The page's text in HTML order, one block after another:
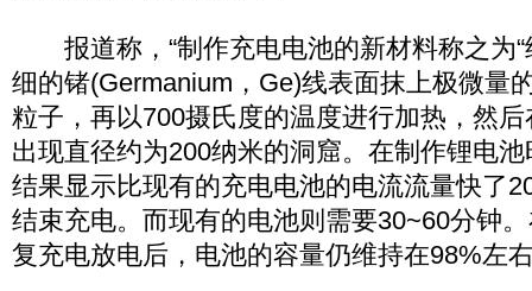
报道称，“制作充电电池的新材料称之为“
细的锗(Germanium，Ge)线表面抹上极微量
粒子，再以700摄氏度的温度进行加热，然
出现直径约为200纳米的洞窟。在制作锂电
结果显示比现有的充电电池的电流流量快了
结束充电。而现有的电池则需要30~60分钟
复充电放电后，电池的容量仍维持在98%左